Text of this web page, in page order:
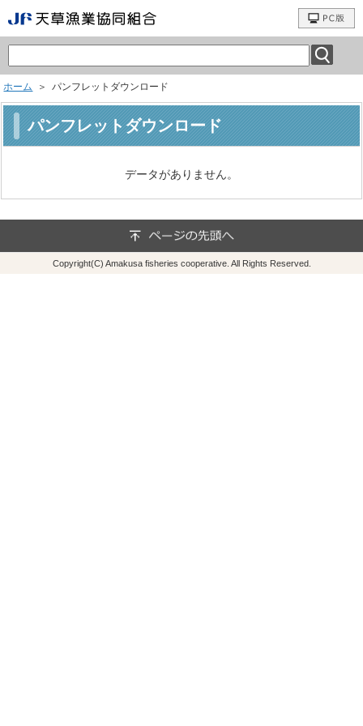
ホーム ＞ パンフレットダウンロード
パンフレットダウンロード
データがありません。
Copyright(C) Amakusa fisheries cooperative. All Rights Reserved.